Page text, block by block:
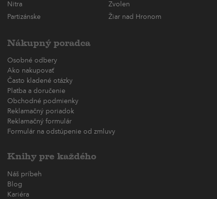
Nitra
Zvolen
Partizánske
Žiar nad Hronom
Nákupný poradca
Osobné odbery
Ako nakupovať
Často kladené otázky
Platba a doručenie
Obchodné podmienky
Reklamačný poriadok
Reklamačný formulár
Formulár na odstúpenie od zmluvy
Knihy pre každého
Náš príbeh
Blog
Kariéra